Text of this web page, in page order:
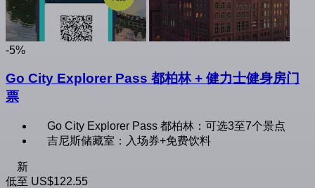
-5%
Go City Explorer Pass 都柏林 + 健力士健身房门
票
Go City Explorer Pass 都柏林：可选3至7个景点
吉尼斯储藏室：入场券+免费饮料
新
低至 US$122.55